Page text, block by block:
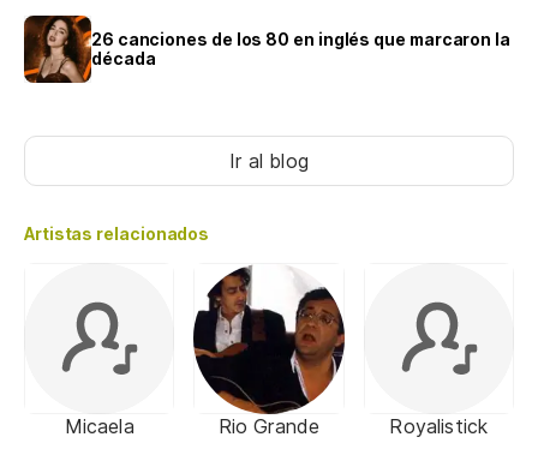
26 canciones de los 80 en inglés que marcaron la
década
Ir al blog
Artistas relacionados
Micaela Rio Grande Royalistick